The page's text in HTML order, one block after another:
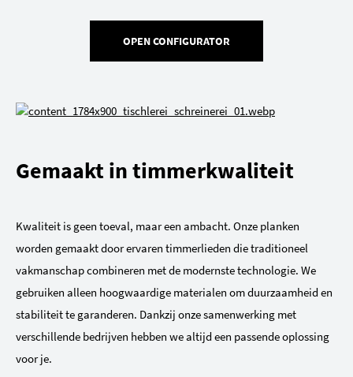
OPEN CONFIGURATOR
Gemaakt in timmerkwaliteit
Kwaliteit is geen toeval, maar een ambacht. Onze planken
worden gemaakt door ervaren timmerlieden die traditioneel
vakmanschap combineren met de modernste technologie. We
gebruiken alleen hoogwaardige materialen om duurzaamheid en
stabiliteit te garanderen. Dankzij onze samenwerking met
verschillende bedrijven hebben we altijd een passende oplossing
voor je.